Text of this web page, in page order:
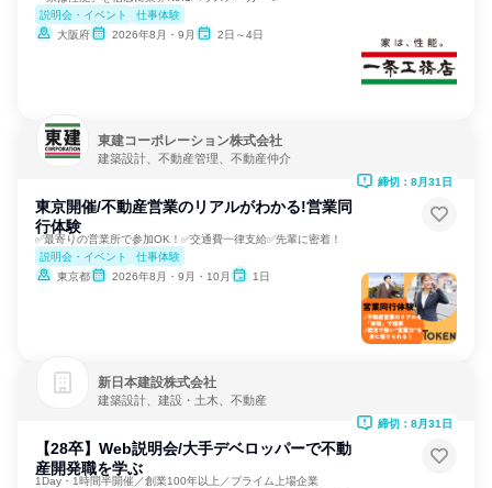
説明会・イベント
仕事体験
大阪府
2026年8月・9月 2日～4日
東建コーポレーション株式会社
建築設計、不動産管理、不動産仲介
東京開催/不動産営業のリアルがわかる!営業同
行体験
✅最寄りの営業所で参加OK！✅交通費一律支給✅先輩に密着！
説明会・イベント
仕事体験
東京都
2026年8月・9月・10月 1日
締切：8月31日
新日本建設株式会社
建築設計、建設・土木、不動産
【28卒】Web説明会/大手デベロッパーで不動
産開発職を学ぶ
1Day・1時間半開催／創業100年以上／プライム上場企業
締切：8月31日